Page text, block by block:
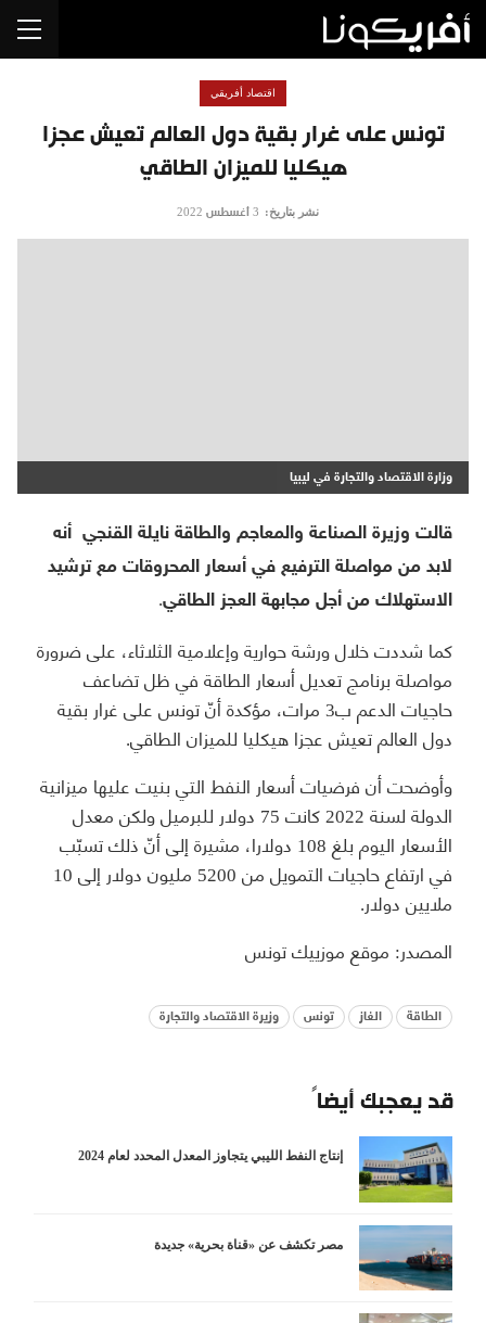
تونس على غرار بقية دول العالم تعيش عجزا
هيكليا للميزان الطاقي
اقتصاد أفريقي
نشر بتاريخ: 3 أغسطس 2022
وزارة الاقتصاد والتجارة في ليبيا
قالت وزيرة الصناعة والمعاجم والطاقة نايلة القنجي أنه
لابد من مواصلة الترفيع في أسعار المحروقات مع ترشيد
الاستهلاك من أجل مجابهة العجز الطاقي.
كما شددت خلال ورشة حوارية وإعلامية الثلاثاء، على ضرورة
مواصلة برنامج تعديل أسعار الطاقة في ظل تضاعف
حاجيات الدعم ب3 مرات، مؤكدة أنّ تونس على غرار بقية
دول العالم تعيش عجزا هيكليا للميزان الطاقي.
وأوضحت أن فرضيات أسعار النفط التي بنيت عليها ميزانية
الدولة لسنة 2022 كانت 75 دولار للبرميل ولكن معدل
الأسعار اليوم بلغ 108 دولارا، مشيرة إلى أنّ ذلك تسبّب
في ارتفاع حاجيات التمويل من 5200 مليون دولار إلى 10
ملايين دولار.
المصدر: موقع موزييك تونس
الطاقة الغاز تونس وزيرة الاقتصاد والتجارة
قد يعجبك أيضاً
إنتاج النفط الليبي يتجاوز المعدل المحدد لعام 2024
مصر تكشف عن «قناة بحرية» جديدة